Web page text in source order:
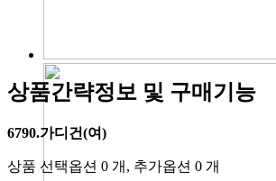
상품간략정보 및 구매기능
6790.가디건(여)
상품 선택옵션 0 개, 추가옵션 0 개